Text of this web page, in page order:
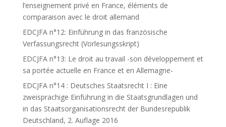
l’enseignement privé en France, éléments de
comparaison avec le droit allemand
EDCJFA n°12: Einführung in das französische
Verfassungsrecht (Vorlesungsskript)
EDCJFA n°13: Le droit au travail -son développement et
sa portée actuelle en France et en Allemagne-
EDCJFA n°14 : Deutsches Staatsrecht I : Eine
zweisprachige Einführung in die Staatsgrundlagen und
in das Staatsorganisationsrecht der Bundesrepublik
Deutschland, 2. Auflage 2016